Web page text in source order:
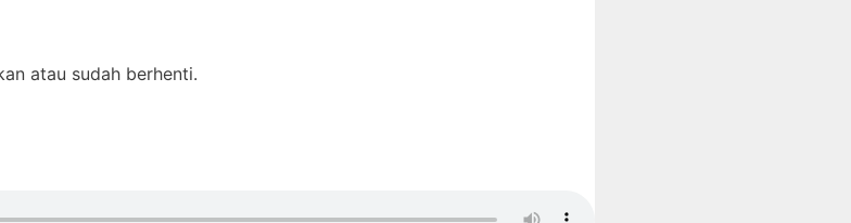
atau sudah berhenti.